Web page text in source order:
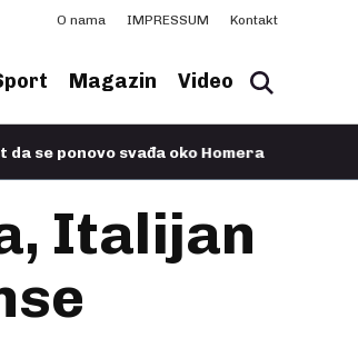
O nama IMPRESSUM Kontakt
Magazin Video
svađa oko Homera 11.07.2026, 07:49
Italijan